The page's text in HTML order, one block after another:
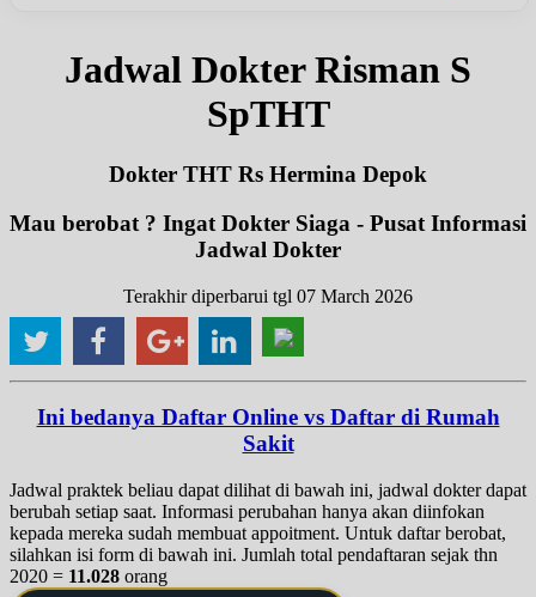
Jadwal Dokter Risman S
SpTHT
Dokter THT Rs Hermina Depok
Mau berobat ? Ingat Dokter Siaga - Pusat Informasi
Jadwal Dokter
Terakhir diperbarui tgl 07 March 2026
Ini bedanya Daftar Online vs Daftar di Rumah
Sakit
Jadwal praktek beliau dapat dilihat di bawah ini, jadwal dokter dapat
berubah setiap saat. Informasi perubahan hanya akan diinfokan
kepada mereka sudah membuat appoitment. Untuk daftar berobat,
silahkan isi form di bawah ini. Jumlah total pendaftaran sejak thn
2020 = 11.028 orang